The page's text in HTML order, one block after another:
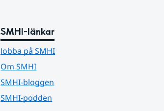
SMHI-länkar
Jobba på SMHI
Om SMHI
SMHI-bloggen
SMHI-podden